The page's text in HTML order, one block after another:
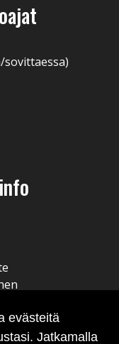
sovittaessa)
evästeitä
Jatkamalla